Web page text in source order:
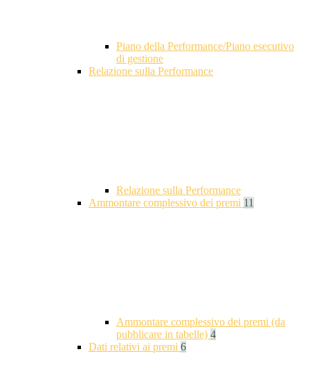
Piano della Performance/Piano esecutivo
di gestione
Relazione sulla Performance
Relazione sulla Performance
Ammontare complessivo dei premi 11
Ammontare complessivo dei premi (da
pubblicare in tabelle) 4
Dati relativi ai premi 6